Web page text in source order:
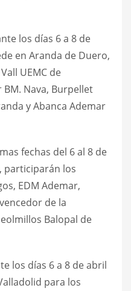
los días 6 a 8 de
en Aranda de Duero,
UEMC de
BM. Nava, Burpellet
y Abanca Ademar
fechas del 6 al 8 de
participarán los
EDM Ademar,
de la
Balopal de
los días 6 a 8 de abril
para los